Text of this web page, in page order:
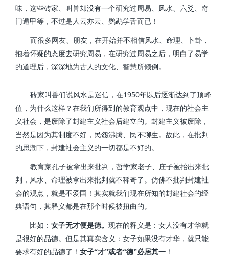
味，这些砖家、叫兽却没有一个研究过周易、风水、六爻、奇
门遁甲等，不过是人云亦云、鹦鹉学舌而已！
而很多网友、朋友，在开始并不相信风水、命理、卜卦，
抱着怀疑的态度去研究周易，在研究过周易之后，明白了易学
的道理后，深深地为古人的文化、智慧所倾倒。
砖家叫兽们说风水是迷信，在1950年以后逐渐达到了顶峰
值，为什么这样？在我们所得到的教育观点中，现在的社会主
义社会，是废除了封建主义社会后建立的。封建主义被废除，
当然是因为其制度不好，民怨沸腾、民不聊生。故此，在批判
的思潮下，封建社会主义的一切都是不好的。
教育家孔子被拿出来批判，哲学家老子、庄子被抬出来批
判，风水、命理被拿出来批判就不稀奇了。仿佛不批判封建社
会的观点，就是不爱国！其实就我们现在所知的封建社会的经
典语句，其释义都是在那个时候被扭曲的。
比如： 女子无才便是德。 现在的释义是：女人没有才华就
是很好的品德。但是其真实含义：女子如果没有才华，就只能
要求有好的品德了！ 女子“才”或者“德”必居其一 ！